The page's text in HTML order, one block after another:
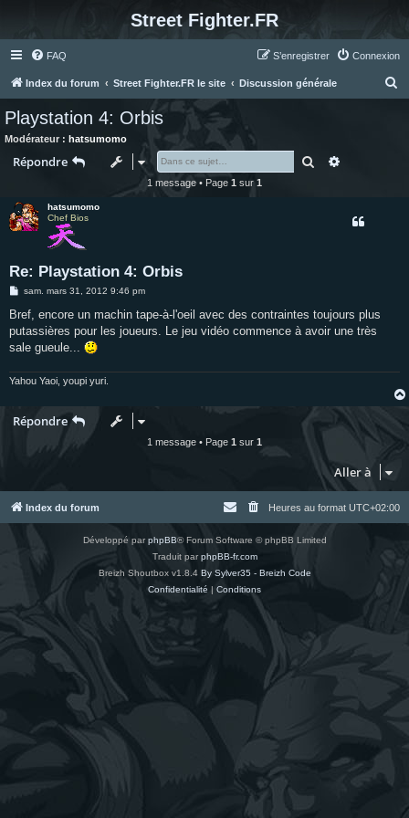
Street Fighter.FR
FAQ Connexion
S’enregistrer
Index du forum Street Fighter.FR le site Discussion générale
Playstation 4: Orbis
Modérateur : hatsumomo
Répondre Rechercher
1 message • Page 1 sur1
hatsumomo
Chef Bios
Re: Playstation 4: Orbis
M
s
a
g
sam. mars 31, 2012 9:46 pm
Bref, encore un machin tape-à-l'oeil avec des contraintes toujours plus
putassières pour les joueurs. Le jeu vidéo commence à avoir une très
sale gueule...
Yahou Yaoi, youpi yuri.
Répondre
1 message • Page 1 sur 1
Aller à
Index du forum Heures au format UTC+02:00
Développé par phpBB® Forum Software © phpBB Limited
Traduit par phpBB-fr.com
Breizh Shoutbox v1.8.4 By Sylver35 - Breizh Code
Confidentialité | Conditions